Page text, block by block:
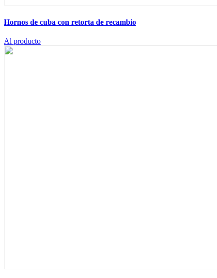
Hornos de cuba con retorta de recambio
Al producto